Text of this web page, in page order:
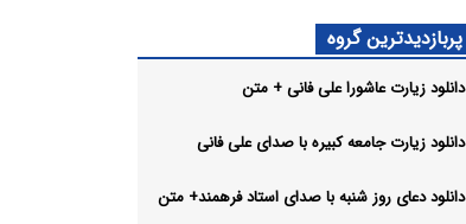
پربازدیدترین گروه
دانلود زیارت عاشورا علی فانی + متن
دانلود زیارت جامعه کبیره با صدای علی فانی
دانلود دعای روز شنبه با صدای استاد فرهمند+ متن